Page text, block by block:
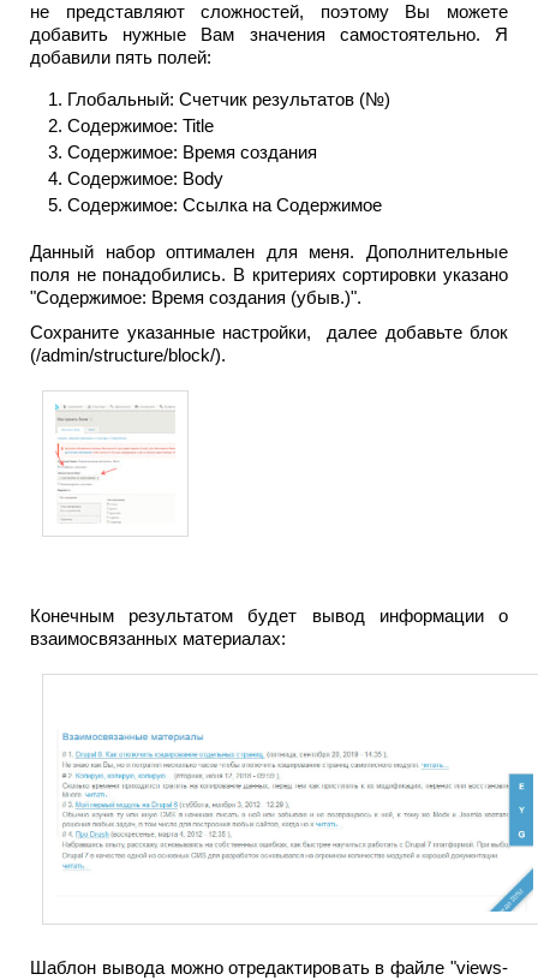
не представляют сложностей, поэтому Вы можете
добавить нужные Вам значения самостоятельно. Я
добавили пять полей:
1. Глобальный: Счетчик результатов (№)
2. Содержимое: Title
3. Содержимое: Время создания
4. Содержимое: Body
5. Содержимое: Ссылка на Содержимое
Данный набор оптимален для меня. Дополнительные
поля не понадобились. В критериях сортировки указано
"Содержимое: Время создания (убыв.)".
Сохраните указанные настройки, далее добавьте блок
(/admin/structure/block/).
Конечным результатом будет вывод информации о
взаимосвязанных материалах:
Шаблон вывода можно отредактировать в файле "views-